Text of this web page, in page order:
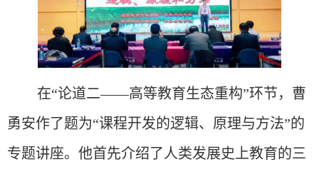
在“论道二——高等教育生态重构”环节，曹
勇安作了题为“课程开发的逻辑、原理与方法”的
专题讲座。他首先介绍了人类发展史上教育的三